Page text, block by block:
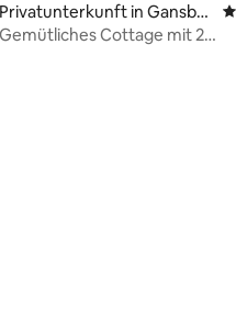
Bewertung: 4,98 von 5,
Privatunterkunft in Gansbaa
iGemütliches Cottage mit 2